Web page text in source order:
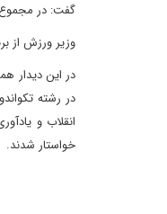
گفت: در مجموع این رقابت‌ها ۳۷ بار پرچم ایران
وزیر ورزش از
در این دیدار
در رشته
انقلاب و
خواستار شدند.